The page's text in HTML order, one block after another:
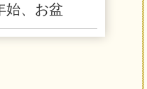
始、お盆